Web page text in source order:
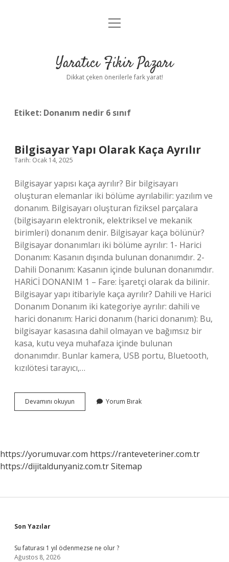
Anasayfa
Yasal Uyarı
menüyü
Yaratıcı Fikir Pazarı
Dikkat çeken önerilerle fark yarat!
Etiket: Donanım nedir 6 sınıf
Bilgisayar Yapı Olarak Kaça Ayrılır
Tarih: Ocak 14, 2025
Bilgisayar yapısı kaça ayrılır? Bir bilgisayarı
oluşturan elemanlar iki bölüme ayrılabilir: yazılım ve
donanım. Bilgisayarı oluşturan fiziksel parçalara
(bilgisayarın elektronik, elektriksel ve mekanik
birimleri) donanım denir. Bilgisayar kaça bölünür?
Bilgisayar donanımları iki bölüme ayrılır: 1- Harici
Donanım: Kasanın dışında bulunan donanımdır. 2-
Dahili Donanım: Kasanın içinde bulunan donanımdır.
HARİCİ DONANIM 1 – Fare: İşaretçi olarak da bilinir.
Bilgisayar yapı itibariyle kaça ayrılır? Dahili ve Harici
Donanım Donanım iki kategoriye ayrılır: dahili ve
harici donanım: Harici donanım (harici donanım): Bu,
bilgisayar kasasına dahil olmayan ve bağımsız bir
kasa, kutu veya muhafaza içinde bulunan
donanımdır. Bunlar kamera, USB portu, Bluetooth,
kızılötesi tarayıcı,…
Devamını okuyun Bilgisayar
Yapı
Yorum Bırak
https://yorumuvar.com https://ranteveteriner.com.tr
https://dijitaldunyaniz.com.trSitemap
Sidebar
Son Yazılar
Su faturası 1 yıl ödenmezse ne olur ?
Ağustos 8, 2026